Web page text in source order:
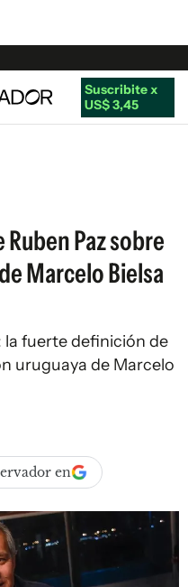
Suscribite x
US$ 3,45
Paz sobre
Marcelo Bielsa
la fuerte definición de
uruguaya de Marcelo
en